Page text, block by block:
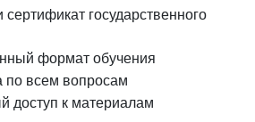
государственного
формат обучения
по всем вопросам
доступ к материалам